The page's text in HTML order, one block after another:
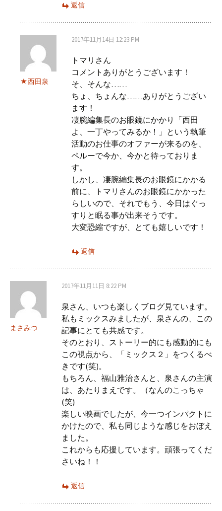
返信
西田泉
2017年11月14日 12:23 PM
トマリさん
コメントありがとうございます！
そ、そんな……
ちょ、ちょんな……ありがとうござい
ます！
凄腕編集長のお眼鏡にかかり「西田
よ、一丁やってみるか！」という執筆
活動のお仕事のオファーが来るのを、
ペルーで今か、今かと待っておりま
す。
しかし、凄腕編集長のお眼鏡にかかる
前に、トマリさんのお眼鏡にかかった
らしいので、それでもう、今日はぐっ
すりと眠る事が出来そうです。
大変恐縮ですが、とても嬉しいです！
返信
まさみつ
2017年11月11日 8:22 PM
泉さん、いつも楽しくブログ見ています。
私もミックスみましたが、泉さんの、この
記事にとても共感です。
そのとおり、ストーリー的にも感動的にも
この視点から、「ミックス２」をつくるべ
きです(笑)。
もちろん、福山雅治さんと、泉さんの主演
は、あたりまえです。（なんのこっちゃ
(笑)
楽しい映画でしたが、今一つインパクトに
かけたので、私も同じような感じをおぼえ
ました。
これからも応援しています。頑張ってくだ
さいね！！
返信